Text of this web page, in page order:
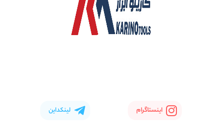
اینستاگرام لینکداین